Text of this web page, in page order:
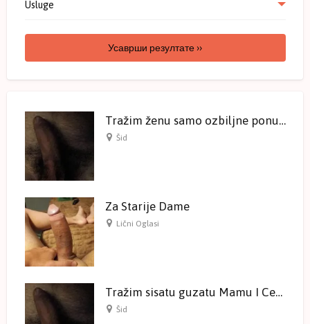
Usluge
Усаврши резултате ››
Tražim ženu samo ozbiljne ponude
Šid
Za Starije Dame
Lični Oglasi
Tražim sisatu guzatu Mamu I Ceru
Šid